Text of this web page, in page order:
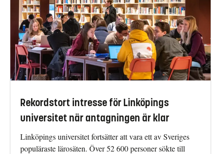
Rekordstort intresse för Linköpings
universitet när antagningen är klar
Linköpings universitet fortsätter att vara ett av Sveriges
populäraste lärosäten. Över 52 600 personer sökte till